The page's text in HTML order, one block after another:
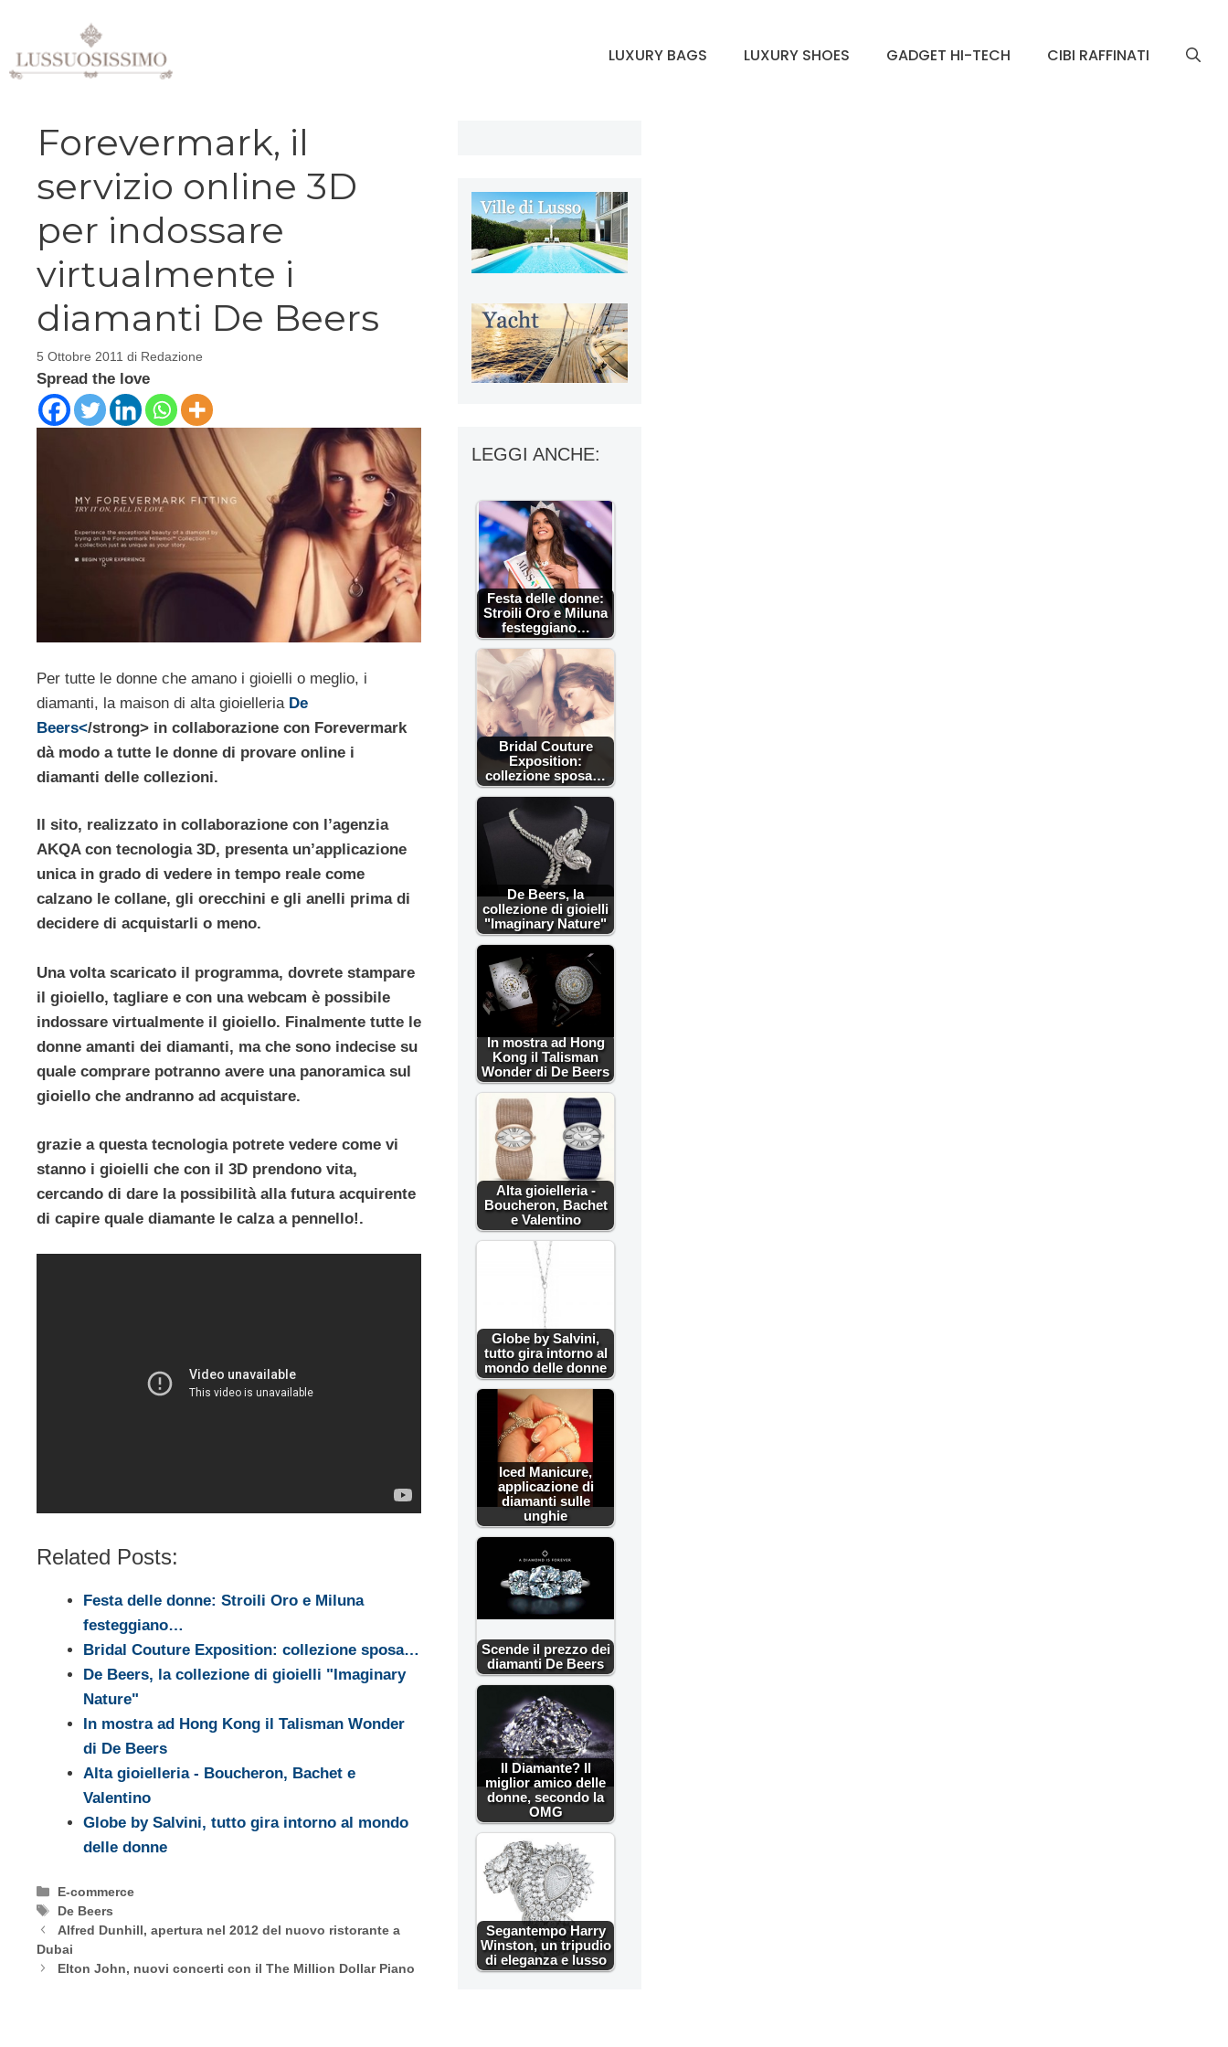
contenuto
LUXURY BAGS LUXURY SHOES GADGET HI-TECH CIBI RAFFINATI
Forevermark, il
servizio online 3D
per indossare
virtualmente i
diamanti De Beers
5 Ottobre 2011 di Redazione
Spread the love
Per tutte le donne che amano i gioielli o meglio, i
diamanti, la maison di alta gioielleria De
Beers</strong> in collaborazione con Forevermark
dà modo a tutte le donne di provare online i
diamanti delle collezioni.
Il sito, realizzato in collaborazione con l’agenzia
AKQA con tecnologia 3D, presenta un’applicazione
unica in grado di vedere in tempo reale come
calzano le collane, gli orecchini e gli anelli prima di
decidere di acquistarli o meno.
Una volta scaricato il programma, dovrete stampare
il gioiello, tagliare e con una webcam è possibile
indossare virtualmente il gioiello. Finalmente tutte le
donne amanti dei diamanti, ma che sono indecise su
quale comprare potranno avere una panoramica sul
gioiello che andranno ad acquistare.
grazie a questa tecnologia potrete vedere come vi
stanno i gioielli che con il 3D prendono vita,
cercando di dare la possibilità alla futura acquirente
di capire quale diamante le calza a pennello!.
Related Posts:
Festa delle donne: Stroili Oro e Miluna
festeggiano…
Bridal Couture Exposition: collezione sposa…
De Beers, la collezione di gioielli "Imaginary
Nature"
In mostra ad Hong Kong il Talisman Wonder
di De Beers
Alta gioielleria - Boucheron, Bachet e
Valentino
Globe by Salvini, tutto gira intorno al mondo
delle donne
Categorie
E-commerce
Tag
De Beers
Alfred Dunhill, apertura nel 2012 del nuovo ristorante a
Dubai
Elton John, nuovi concerti con il The Million Dollar Piano
LEGGI ANCHE:
Festa delle donne:
Stroili Oro e Miluna
festeggiano…
Bridal Couture
Exposition:
collezione sposa…
De Beers, la
collezione di gioielli
"Imaginary Nature"
In mostra ad Hong
Kong il Talisman
Wonder di De Beers
Alta gioielleria -
Boucheron, Bachet
e Valentino
Globe by Salvini,
tutto gira intorno al
mondo delle donne
Iced Manicure,
applicazione di
diamanti sulle
unghie
Scende il prezzo dei
diamanti De Beers
Il Diamante? Il
miglior amico delle
donne, secondo la
OMG
Segantempo Harry
Winston, un tripudio
di eleganza e lusso